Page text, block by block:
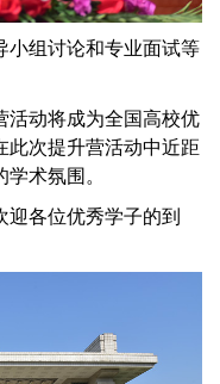
小组讨论和专业面试等
活动将成为全国高校优
此次提升营活动中近距
术氛围。
各位优秀学子的到